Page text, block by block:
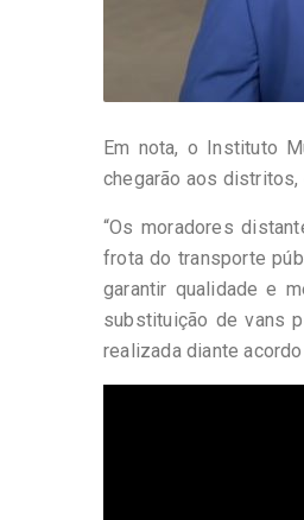
Em nota, o Instituto
chegarão aos
“Os moradores
frota do transporte
garantir qualidade e
substituição de vans
realizada diante